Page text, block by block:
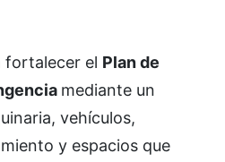
fortalecer el Plan de
mediante un
vehículos,
y espacios que